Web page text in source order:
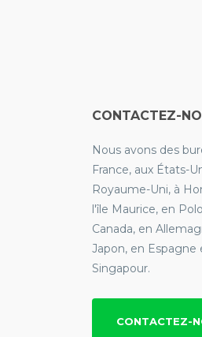
CONTACTEZ-
Nous avons des
France, aux États-
Royaume-Uni, à
l'île Maurice, en
Canada, en
Japon, en Espagne
Singapour.
CONTACTEZ-